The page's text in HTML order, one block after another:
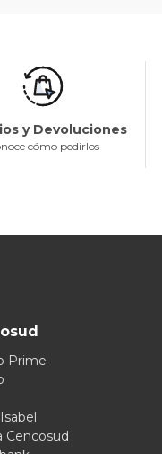
y Devoluciones
cómo pedirlos
Prime
Cencosud